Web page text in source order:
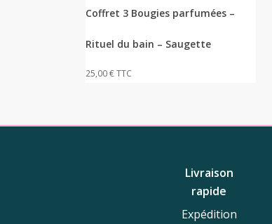
Coffret 3 Bougies parfumées –
Rituel du bain – Saugette
25,00€TTC
Livraison
rapide
Expédition